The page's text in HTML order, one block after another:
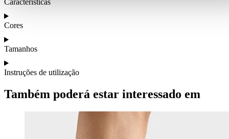
Cores
Tamanhos
Instruções de utilização
Também poderá estar interessado em